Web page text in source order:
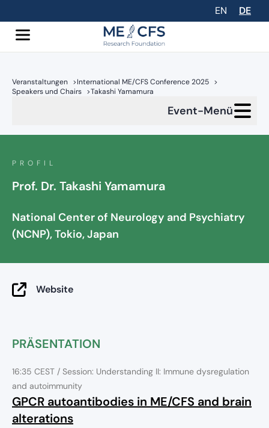
EN DE
Veranstaltungen >International ME/CFS Conference 2025 >
Speakers und Chairs >Takashi Yamamura
Event-Menü
PROFIL
Prof. Dr. Takashi Yamamura
National Center of Neurology and Psychiatry
(NCNP), Tokio, Japan
Website
PRÄSENTATION
16:35 CEST / Session: Understanding II: Immune dysregulation
and autoimmunity
GPCR autoantibodies in ME/CFS and brain
alterations